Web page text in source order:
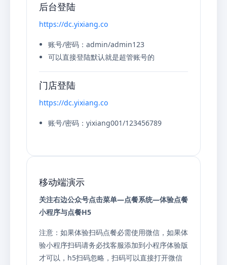
后台登陆
https://dc.yixiang.co
账号/密码：admin/admin123
可以直接登陆默认就是超管账号的
门店登陆
https://dc.yixiang.co
账号/密码：yixiang001/123456789
移动端演示
关注右边公众号点击菜单—点餐系统—体验点餐
小程序与点餐H5
注意：如果体验扫码点餐必需使用微信，如果体
验小程序扫码请务必找客服添加到小程序体验版
才可以，h5扫码忽略，扫码可以直接打开微信